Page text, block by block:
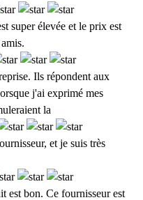
super élevée et le prix est
Ils répondent aux
j'ai exprimé mes
la
et je suis très
est bon. Ce fournisseur est